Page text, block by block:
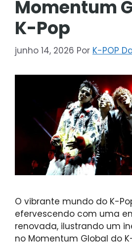
Momentum
K-Pop
junho 14, 2026 Por K-POP
O vibrante mundo do K-
efervescendo com uma
renovada, ilustrando um
no Momentum Global do